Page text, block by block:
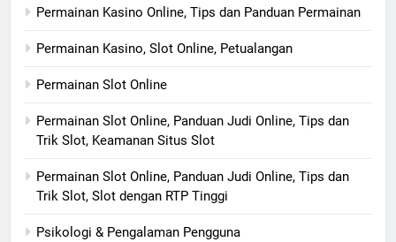
Permainan Kasino Online, Tips dan Panduan Permainan
Permainan Kasino, Slot Online, Petualangan
Permainan Slot Online
Permainan Slot Online, Panduan Judi Online, Tips dan
Trik Slot, Keamanan Situs Slot
Permainan Slot Online, Panduan Judi Online, Tips dan
Trik Slot, Slot dengan RTP Tinggi
Psikologi & Pengalaman Pengguna